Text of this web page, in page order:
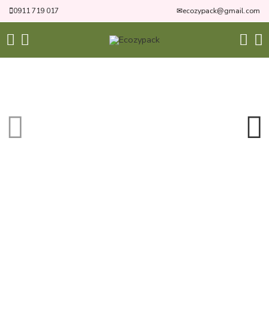
0911 719 017 ✉ecozypack@gmail.com